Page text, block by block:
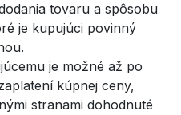
tovaru a spôsobu
je kupujúci povinný
je možné až po
kúpnej ceny,
stranami dohodnuté